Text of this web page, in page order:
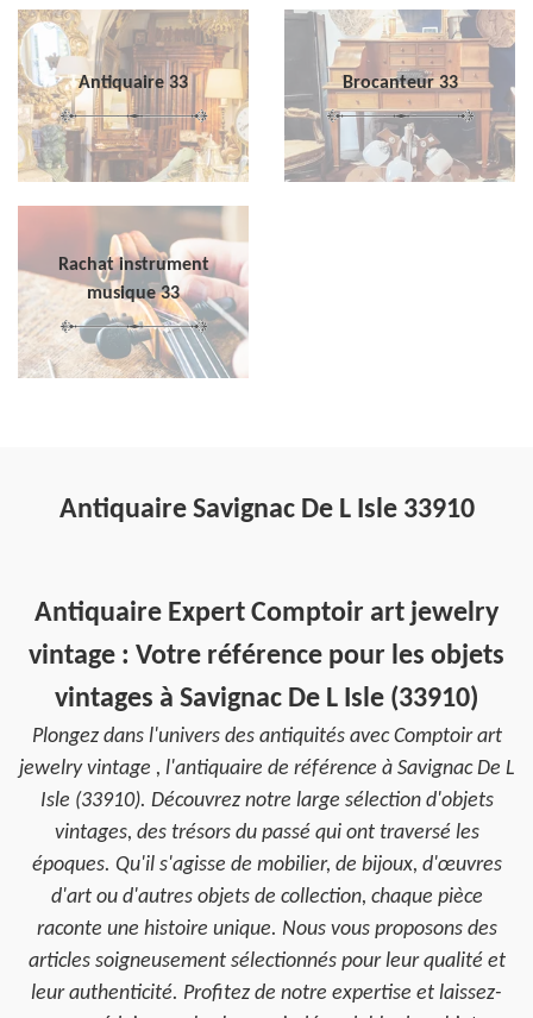
Antiquaire 33 Brocanteur 33
Rachat instrument
musique 33
Antiquaire Savignac De L Isle 33910
Antiquaire Expert Comptoir art jewelry
vintage : Votre référence pour les objets
vintages à Savignac De L Isle (33910)
Plongez dans l'univers des antiquités avec Comptoir art
jewelry vintage , l'antiquaire de référence à Savignac De L
Isle (33910). Découvrez notre large sélection d'objets
vintages, des trésors du passé qui ont traversé les
époques. Qu'il s'agisse de mobilier, de bijoux, d'œuvres
d'art ou d'autres objets de collection, chaque pièce
raconte une histoire unique. Nous vous proposons des
articles soigneusement sélectionnés pour leur qualité et
leur authenticité. Profitez de notre expertise et laissez-